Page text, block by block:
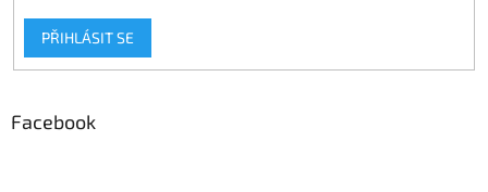
PŘIHLÁSIT SE
Facebook